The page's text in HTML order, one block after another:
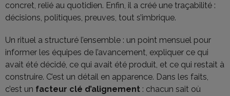
concret, relié au quotidien. Enfin, il a créé une traçabilité :
décisions, politiques, preuves, tout s’imbrique.
Un rituel a structuré l’ensemble : un point mensuel pour
informer les équipes de l’avancement, expliquer ce qui
avait été décidé, ce qui avait été produit, et ce qui restait à
construire. C’est un détail en apparence. Dans les faits,
c’est un facteur clé d’alignement : chacun sait où